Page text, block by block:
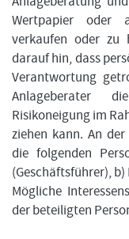
Wertpapier oder
verkaufen oder zu
darauf hin, dass
Verantwortung
Anlageberater
Risikoneigung im
ziehen kann. An
die folgenden
(Geschäftsführer),
Mögliche
der beteiligten